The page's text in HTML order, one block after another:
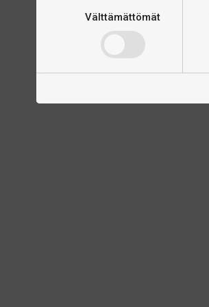
Välttämättömät